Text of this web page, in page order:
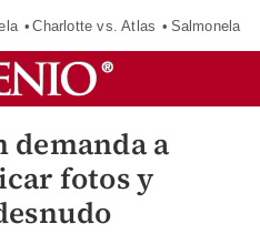
Charlotte vs. Atlas Salmonela
demanda a
fotos y